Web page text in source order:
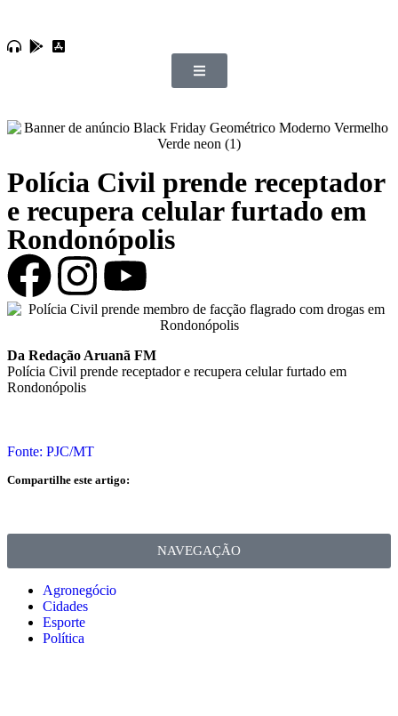
Polícia Civil prende receptador
e recupera celular furtado em
Rondonópolis
Da Redação Aruanã FM
Polícia Civil prende receptador e recupera celular furtado em
Rondonópolis
Fonte: PJC/MT
Compartilhe este artigo:
NAVEGAÇÃO
Agronegócio
Cidades
Esporte
Política